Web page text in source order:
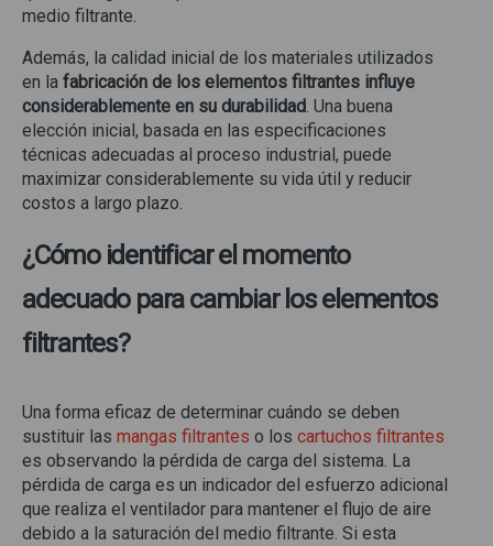
medio filtrante.
Además, la calidad inicial de los materiales utilizados
en la fabricación de los elementos filtrantes influye
considerablemente en su durabilidad . Una buena
elección inicial, basada en las especificaciones
técnicas adecuadas al proceso industrial, puede
maximizar considerablemente su vida útil y reducir
costos a largo plazo.
¿Cómo identificar el momento
adecuado para cambiar los elementos
filtrantes?
Una forma eficaz de determinar cuándo se deben
sustituir las mangas filtrantes o los cartuchos filtrantes
es observando la pérdida de carga del sistema. La
pérdida de carga es un indicador del esfuerzo adicional
que realiza el ventilador para mantener el flujo de aire
debido a la saturación del medio filtrante. Si esta